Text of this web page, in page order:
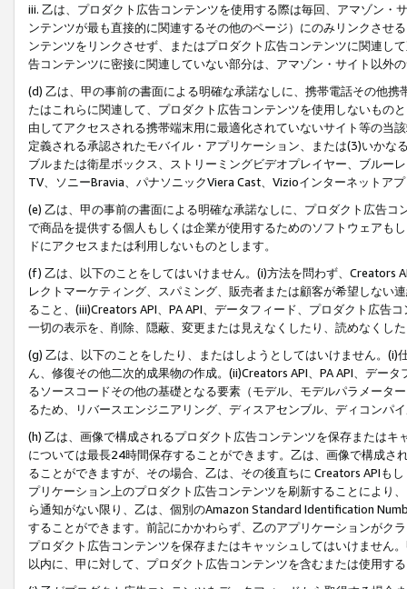
iii. 乙は、プロダクト広告コンテンツを使用する際は毎回、アマゾン
ンテンツが最も直接的に関連するその他のページ）にのみリンクさせ
ンテンツをリンクさせず、またはプロダクト広告コンテンツに関連し
告コンテンツに密接に関連していない部分は、アマゾン・サイト以外
(d) 乙は、甲の事前の書面による明確な承諾なしに、携帯電話その他
たはこれらに関連して、プロダクト広告コンテンツを使用しないもの
由してアクセスされる携帯端末用に最適化されていないサイト等の当
定義される承認されたモバイル・アプリケーション、または(3)いか
ブルまたは衛星ボックス、ストリーミングビデオプレイヤー、ブルー
TV、ソニーBravia、パナソニックViera Cast、Vizioインターネットア
(e) 乙は、甲の事前の書面による明確な承諾なしに、プロダクト広告
で商品を提供する個人もしくは企業が使用するためのソフトウェアも
ドにアクセスまたは利用しないものとします。
(f) 乙は、以下のことをしてはいけません。(i)方法を問わず、Creators
レクトマーケティング、スパミング、販売者または顧客が希望しない
ること、(iii)Creators API、PA API、データフィード、プロダクト広告
一切の表示を、削除、隠蔽、変更または見えなくしたり、読めなくし
(g) 乙は、以下のことをしたり、またはしようとしてはいけません。
ん、修復その他二次的成果物の作成。(ii)Creators API、PA API、デー
るソースコードその他の基礎となる要素（モデル、モデルパラメータ
るため、リバースエンジニアリング、ディスアセンブル、ディコンパ
(h) 乙は、画像で構成されるプロダクト広告コンテンツを保存または
については最長24時間保存することができます。乙は、画像で構成
ることができますが、その場合、乙は、その後直ちに Creators APIも
プリケーション上のプロダクト広告コンテンツを刷新することにより
ら通知がない限り、乙は、個別のAmazon Standard Identification
することができます。前記にかかわらず、乙のアプリケーションがク
プロダクト広告コンテンツを保存またはキャッシュしてはいけません
以内に、甲に対して、プロダクト広告コンテンツを含むまたは使用す